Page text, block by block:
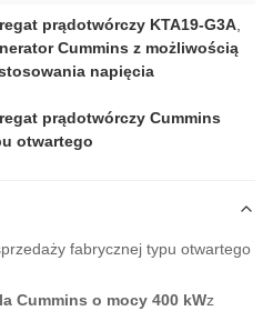
prądotwórczy KTA19-G3A
Cummins z możliwością
napięcia
prądotwórczy Cummins
otwartego
fabrycznej typu otwartego
Cummins o mocy 400 kWz